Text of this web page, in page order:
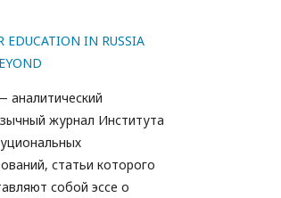
EDUCATION IN RUSSIA
аналитический
журнал Института
статьи которого
собой эссе о